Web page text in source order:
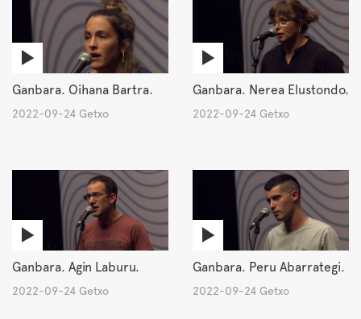
Ganbara. Oihana Bartra.
2022-09-24 Getxo
Ganbara. Nerea Elustondo.
2022-09-24 Getxo
Ganbara. Agin Laburu.
2022-09-24 Getxo
Ganbara. Peru Abarrategi.
2022-09-24 Getxo